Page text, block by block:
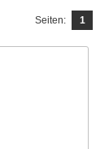
Seiten: 1